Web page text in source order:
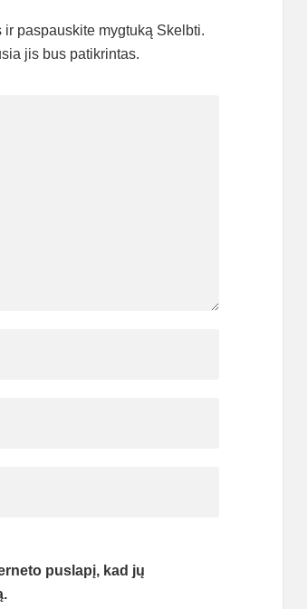
paspauskite mygtuką Skelbti.
jis bus patikrintas.
puslapį, kad jų